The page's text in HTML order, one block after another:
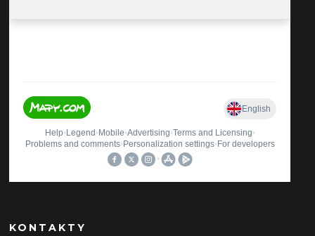
KONTAKTY